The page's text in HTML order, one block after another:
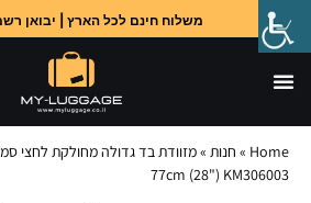
משלוח חינם לכל הארץ | יבואן רשמי
Home
» חנות »
77cm (28") KM306003